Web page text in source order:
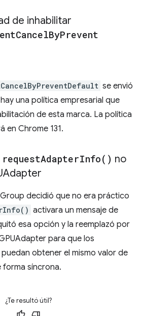
de inhabilitar
CancelByPrevent
se envió
una política empresarial que
de esta marca. La política
en Chrome 131.
requestAdapterInfo( ) no
decidió que no era práctico
activara un mensaje de
esa opción y la reemplazó por
para que los
obtener el mismo valor de
forma síncrona.
¿Te resultó útil?